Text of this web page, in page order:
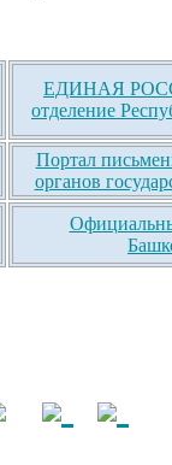
ЕДИНАЯ
отделение
Портал
органов